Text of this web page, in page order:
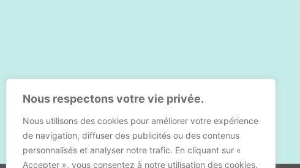
Nous respectons votre vie privée.
Nous utilisons des cookies pour améliorer votre expérience
de navigation, diffuser des publicités ou des contenus
personnalisés et analyser notre trafic. En cliquant sur «
Accepter », vous consentez à notre utilisation des cookies.